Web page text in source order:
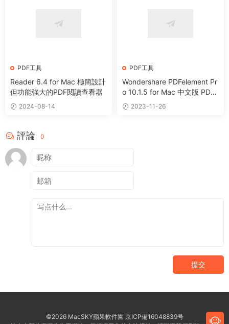
PDF工具
Reader 6.4 for Mac 極簡設計
但功能強大的PDF閱讀查看器
2024-08-14
PDF工具
Wondershare PDFelement Pr
o 10.1.5 for Mac 中文版 PDF
編輯注釋轉換工具
2023-11-26
評論 0
提交
©2026 MacSKY蘋果軟件園 京ICP備16048839号